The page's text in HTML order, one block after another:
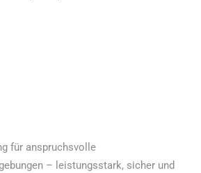
für anspruchsvolle
– leistungsstark, sicher und